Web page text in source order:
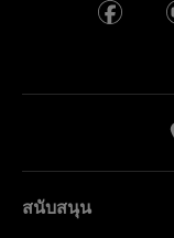
สนับสนุน